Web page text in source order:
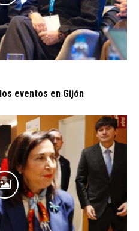
eventos en Gijón